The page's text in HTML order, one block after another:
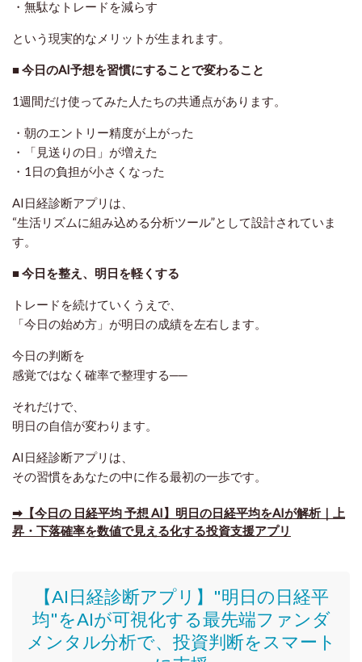
・無駄なトレードを減らす
という現実的なメリットが生まれます。
■ 今日のAI予想を習慣にすることで変わること
1週間だけ使ってみた人たちの共通点があります。
・朝のエントリー精度が上がった
・「見送りの日」が増えた
・1日の負担が小さくなった
AI日経診断アプリは、
“生活リズムに組み込める分析ツール”として設計されていま
す。
■ 今日を整え、明日を軽くする
トレードを続けていくうえで、
「今日の始め方」が明日の成績を左右します。
今日の判断を
感覚ではなく確率で整理する──
それだけで、
明日の自信が変わります。
AI日経診断アプリは、
その習慣をあなたの中に作る最初の一歩です。
➡【今日の 日経平均 予想 AI】明日の日経平均をAIが解析｜上
昇・下落確率を数値で見える化する投資支援アプリ
【AI日経診断アプリ】"明日の日経平
均"をAIが可視化する最先端ファンダ
メンタル分析で、投資判断をスマート